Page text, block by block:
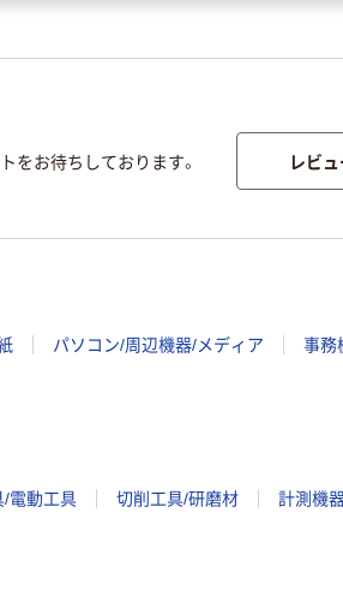
をお待ちしております。 レビ
パソコン/周辺機器/メディア 事務
/電動工具 切削工具/研磨材 計測機